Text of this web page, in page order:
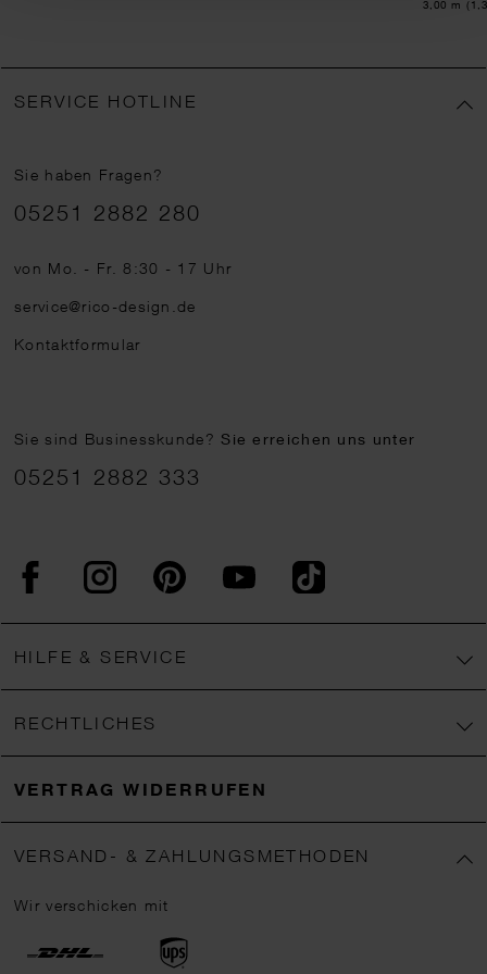
3,00 m
SERVICE HOTLINE
Sie haben Fragen?
Telefonnummer
05251 2882 280
von Mo. - Fr. 8:30 - 17 Uhr
service@rico-design.de
Kontaktformular
Sie sind Businesskunde?Sie erreichen uns unter
05251 2882 333
FacebookInstagram PinterestYouTubeTikTok
HILFE & SERVICE
RECHTLICHES
VERTRAG WIDERRUFEN
VERSAND- & ZAHLUNGSMETHODEN
Wir verschicken mit